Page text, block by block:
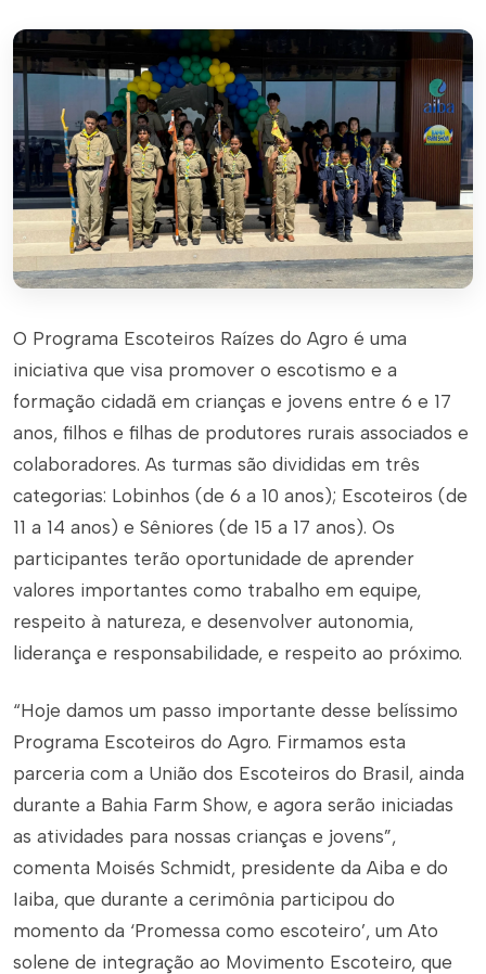
O Programa Escoteiros Raízes do Agro é uma
iniciativa que visa promover o escotismo e a
formação cidadã em crianças e jovens entre 6 e 17
anos, filhos e filhas de produtores rurais associados e
colaboradores. As turmas são divididas em três
categorias: Lobinhos (de 6 a 10 anos); Escoteiros (de
11 a 14 anos) e Sêniores (de 15 a 17 anos). Os
participantes terão oportunidade de aprender
valores importantes como trabalho em equipe,
respeito à natureza, e desenvolver autonomia,
liderança e responsabilidade, e respeito ao próximo.
“Hoje damos um passo importante desse belíssimo
Programa Escoteiros do Agro. Firmamos esta
parceria com a União dos Escoteiros do Brasil, ainda
durante a Bahia Farm Show, e agora serão iniciadas
as atividades para nossas crianças e jovens”,
comenta Moisés Schmidt, presidente da Aiba e do
Iaiba, que durante a cerimônia participou do
momento da ‘Promessa como escoteiro’, um Ato
solene de integração ao Movimento Escoteiro, que